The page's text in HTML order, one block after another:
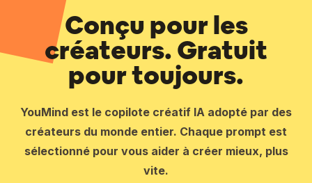
Conçu pour les
créateurs. Gratuit
pour toujours.
YouMind est le copilote créatif IA adopté par des
créateurs du monde entier. Chaque prompt est
sélectionné pour vous aider à créer mieux, plus
vite.